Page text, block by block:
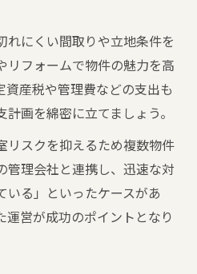
れにくい間取りや立地条件を
リフォームで物件の魅力を高
資産税や管理費などの支出も
画を綿密に立てましょう。
リスクを抑えるため複数物件
管理会社と連携し、迅速な対
る」といったケースがあ
運営が成功のポイントとなり